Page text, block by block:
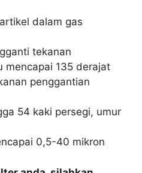
dalam gas
tekanan
mencapai 135 derajat
penggantian
54 kaki persegi, umur
0,5-40 mikron